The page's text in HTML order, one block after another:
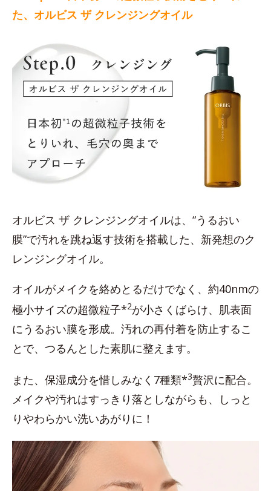
た、オルビス ザ クレンジングオイル
オルビス ザ クレンジングオイルは、“うるおい
膜”で汚れを跳ね返す技術を搭載した、新発想のク
レンジングオイル。
オイルがメイクを絡めとるだけでなく、約40nmの
極小サイズの超微粒子*2が小さくばらけ、肌表面
にうるおい膜を形成。汚れの再付着を防止するこ
とで、つるんとした素肌に整えます。
また、保湿成分を惜しみなく7種類*3贅沢に配合。
メイクや汚れはすっきり落としながらも、しっと
りやわらかい洗いあがりに！